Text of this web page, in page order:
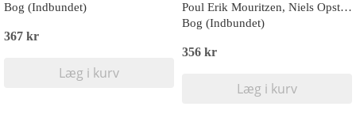
Bog (Indbundet)
367 kr
Læg i kurv
Poul Erik Mouritzen, Niels Opstrup, Pernille Bak Pedersen
Bog (Indbundet)
356 kr
Læg i kurv